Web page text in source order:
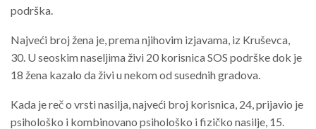
podrška.
Najveći broj žena je, prema njihovim izjavama, iz Kruševca,
30. U seoskim naseljima živi 20 korisnica SOS podrške dok je
18 žena kazalo da živi u nekom od susednih gradova.
Kada je reč o vrsti nasilja, najveći broj korisnica, 24, prijavio je
psihološko i kombinovano psihološko i fizičko nasilje, 15.